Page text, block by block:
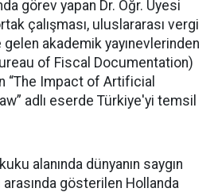
görev yapan Dr. Öğr. Üyesi
çalışması, uluslararası vergi
gelen akademik yayınevlerinden
of Fiscal Documentation)
“The Impact of Artificial
adlı eserde Türkiye'yi temsil
alanında dünyanın saygın
arasında gösterilen Hollanda